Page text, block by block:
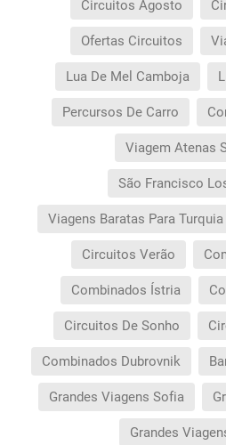
Circuitos Agosto
Ofertas Circuitos
Lua De Mel Camboja
Percursos De Carro
Viagem Atenas
São Francisco
Viagens Baratas Para Turquia
Circuitos Verão
Combinados Ístria
Circuitos De Sonho
Combinados Dubrovnik
Grandes Viagens Sofia
Grandes